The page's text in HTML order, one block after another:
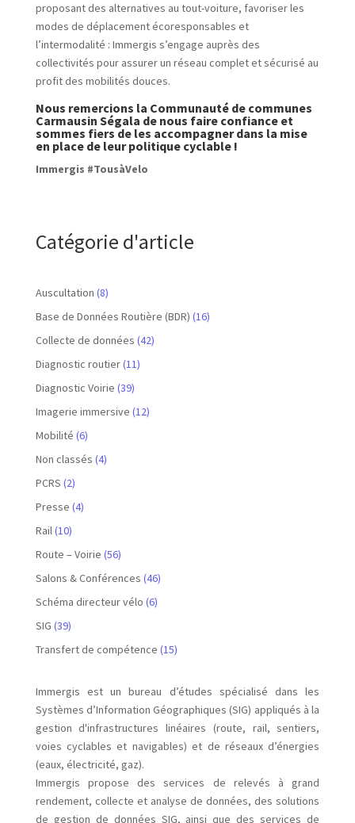
proposant des alternatives au tout-voiture, favoriser les
modes de déplacement écoresponsables et
l’intermodalité : Immergis s’engage auprès des
collectivités pour assurer un réseau complet et sécurisé au
profit des mobilités douces.
Nous remercions la Communauté de communes
Carmausin Ségala de nous faire confiance et
sommes fiers de les accompagner dans la mise
en place de leur politique cyclable !
Immergis #TousàVelo
Catégorie d'article
Auscultation (8)
Base de Données Routière (BDR) (16)
Collecte de données (42)
Diagnostic routier(11)
Diagnostic Voirie (39)
Imagerie immersive (12)
Mobilité (6)
Non classés (4)
PCRS (2)
Presse (4)
Rail(10)
Route – Voirie (56)
Salons & Conférences (46)
Schéma directeur vélo (6)
SIG (39)
Transfert de compétence (15)
Immergis est un bureau d’études spécialisé dans les
Systèmes d’Information Géographiques (SIG) appliqués à la
gestion d'infrastructures linéaires (route, rail, sentiers,
voies cyclables et navigables) et de réseaux d’énergies
(eaux, électricité, gaz).
Immergis propose des services de relevés à grand
rendement, collecte et analyse de données, des solutions
de gestion de données SIG, ainsi que des services de